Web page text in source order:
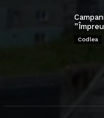
Codlea